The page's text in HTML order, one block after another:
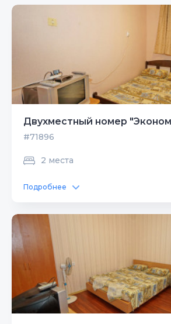
Двухместный номер
#71896
2 места
Подробнее